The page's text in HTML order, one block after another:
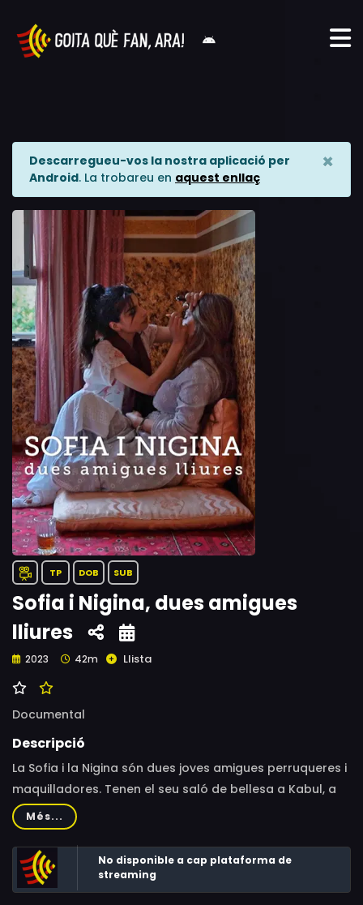
Descarregueu-vos la nostra aplicació per
Android. La trobareu en aquest enllaç
×
TP DOB SUB
Sofia i Nigina, dues amigues
lliures
2023 42m Llista
Documental
Descripció
La Sofia i la Nigina són dues joves amigues perruqueres i
maquilladores. Tenen el seu saló de bellesa a Kabul, a
l'Afganistan. Des de l'interior del local veuen com els
talibans, que fa uns dies que han capturat la ciutat i
s'han ensenyorit del país sencer, ronden a prop seu. Des
de la victòria talibana, el saló s'ha convertit en refugi
per a dones a la capital afganesa.
Més...
No disponible a cap plataforma de
streaming